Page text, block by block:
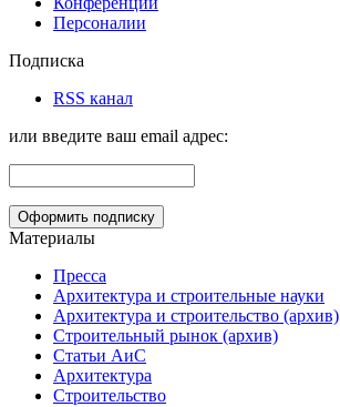
Персоналии
Подписка
RSS канал
или введите ваш email адрес:
Материалы
Пресса
Архитектура и строительные науки
Архитектура и строительство (архив)
Строительный рынок (архив)
Статьи АиС
Архитектура
Строительство